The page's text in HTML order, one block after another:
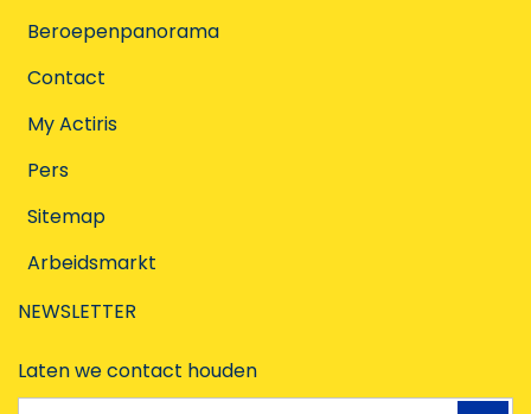
Beroepenpanorama
Contact
My Actiris
Pers
Sitemap
Arbeidsmarkt
NEWSLETTER
Laten we contact houden